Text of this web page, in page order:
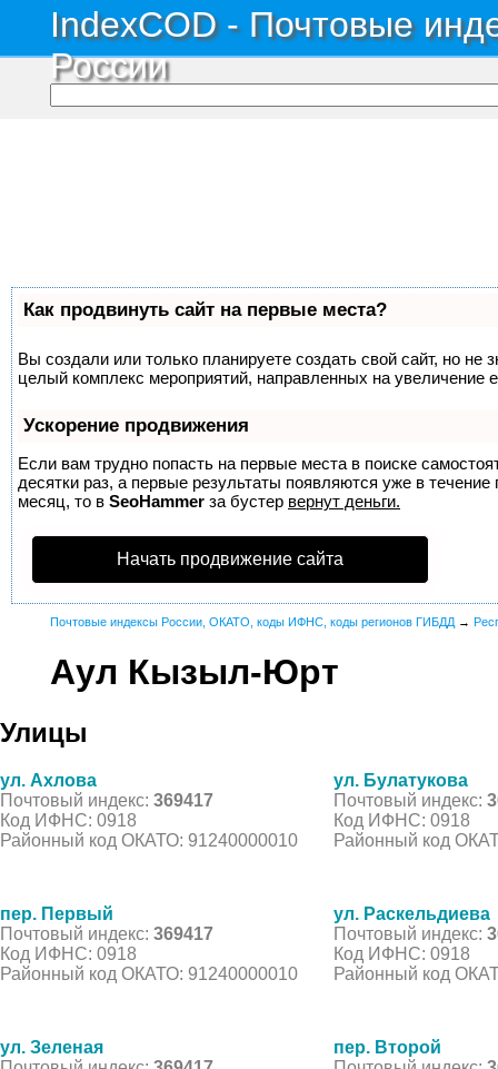
IndexCOD - Почтовые
России
Как продвинуть сайт на первые места?
Вы создали или только планируете создать свой сайт, но не
целый комплекс мероприятий, направленных на увеличение
Ускорение продвижения
Если вам трудно попасть на первые места в поиске
десятки раз, а первые результаты появляются уже в
месяц, то в SeoHammer за бустер вернут деньги.
Начать продвижение сайта
Почтовые индексы России, ОКАТО, коды ИФНС, коды регионов ГИБДД →
Аул Кызыл-Юрт
Улицы
ул. Ахлова
Почтовый индекс: 369417
Код ИФНС: 0918
Районный код ОКАТО: 91240000010
ул. Булатукова
Почтовый индекс:
Код ИФНС: 0918
Районный код
пер. Первый
Почтовый индекс: 369417
Код ИФНС: 0918
Районный код ОКАТО: 91240000010
ул. Раскельдиева
Почтовый индекс:
Код ИФНС: 0918
Районный код
ул. Зеленая
пер. Второй